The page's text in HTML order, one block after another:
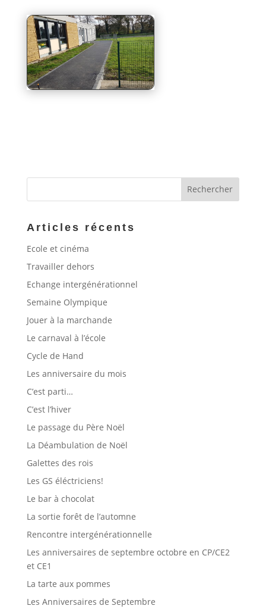
Articles récents
Ecole et cinéma
Travailler dehors
Echange intergénérationnel
Semaine Olympique
Jouer à la marchande
Le carnaval à l’école
Cycle de Hand
Les anniversaire du mois
C’est parti…
C’est l’hiver
Le passage du Père Noël
La Déambulation de Noël
Galettes des rois
Les GS éléctriciens!
Le bar à chocolat
La sortie forêt de l’automne
Rencontre intergénérationnelle
Les anniversaires de septembre octobre en CP/CE2
et CE1
La tarte aux pommes
Les Anniversaires de Septembre